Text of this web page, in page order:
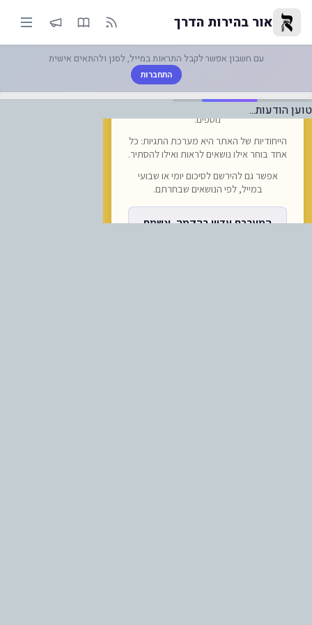
|-חברת התעופה סאן דור,
אור בהירות הדרך
עם חשבון אפשר לקבל התראות במייל, לסנן ולהתאים אישית
התחברות
טוען הודעות...